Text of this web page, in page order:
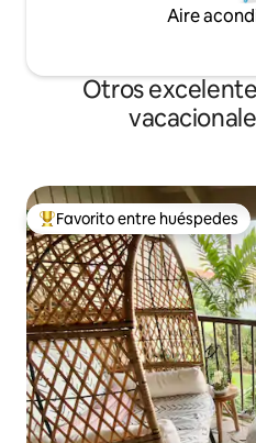
Aire
Otros
De los mejores en Favorito
Favorito entre huéspedes